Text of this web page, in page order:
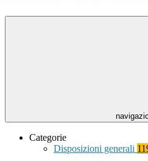
Categorie
Disposizioni generali